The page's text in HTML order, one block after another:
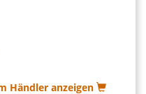
Händler anzeigen